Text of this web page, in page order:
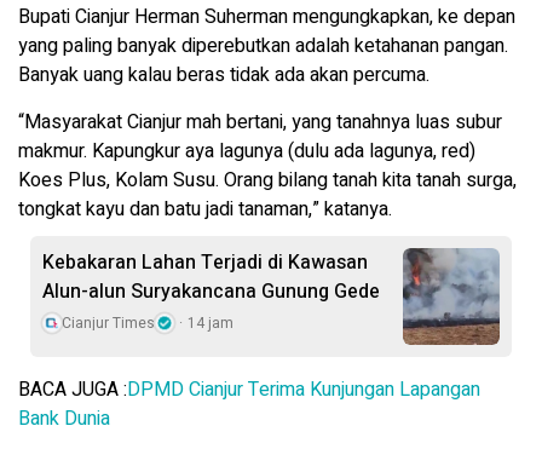
Bupati Cianjur Herman Suherman mengungkapkan, ke depan
yang paling banyak diperebutkan adalah ketahanan pangan.
Banyak uang kalau beras tidak ada akan percuma.
“Masyarakat Cianjur mah bertani, yang tanahnya luas subur
makmur. Kapungkur aya lagunya (dulu ada lagunya, red)
Koes Plus, Kolam Susu. Orang bilang tanah kita tanah surga,
tongkat kayu dan batu jadi tanaman,” katanya.
Kebakaran Lahan Terjadi di Kawasan
Alun-alun Suryakancana Gunung Gede
Cianjur Times 14 jam
BACA JUGA :DPMD Cianjur Terima Kunjungan Lapangan
Bank Dunia